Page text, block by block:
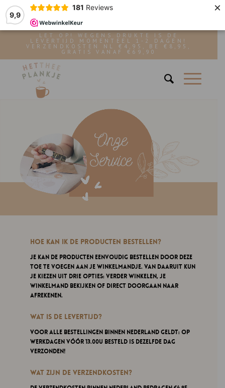
9,9
181 Reviews ×
LET OP! WEGENS DRUKTE IS DE
LEVERTIJD MOMENTEEL 1-2 DAGEN!
VERZENDKOSTEN NL €4,95, BE €8,95,
GRATIS VANAF €69,90
Onze
Service
Hoe kan ik de producten bestellen?
Je kan de producten eenvoudig bestellen door deze
toe te voegen aan je winkelmandje. Van daaruit kun
je kiezen uit drie opties: verder winkelen, je
winkelmand bekijken of direct doorgaan naar
afrekenen.
Wat is de levertijd?
Voor alle bestellingen binnen Nederland geldt: op
werkdagen vóór 13.00u besteld is dezelfde dag
verzonden!
Wat zijn de verzendkosten?